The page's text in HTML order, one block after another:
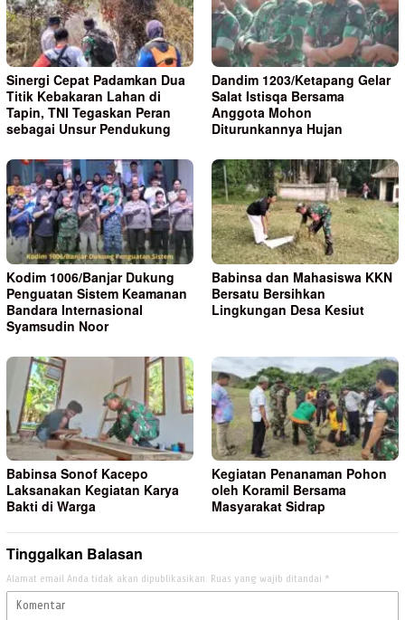
Sinergi Cepat Padamkan Dua
Titik Kebakaran Lahan di
Tapin, TNI Tegaskan Peran
sebagai Unsur Pendukung
Dandim 1203/Ketapang Gelar
Salat Istisqa Bersama
Anggota Mohon
Diturunkannya Hujan
Kodim 1006/Banjar Dukung
Penguatan Sistem Keamanan
Bandara Internasional
Syamsudin Noor
Babinsa dan Mahasiswa KKN
Bersatu Bersihkan
Lingkungan Desa Kesiut
Babinsa Sonof Kacepo
Laksanakan Kegiatan Karya
Bakti di Warga
Kegiatan Penanaman Pohon
oleh Koramil Bersama
Masyarakat Sidrap
Tinggalkan Balasan
Alamat email Anda tidak akan dipublikasikan. Ruas yang wajib ditandai *